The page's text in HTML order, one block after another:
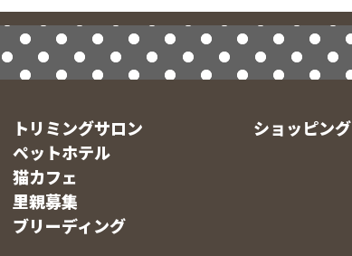
トリミングサロン
ペットホテル
猫カフェ
里親募集
ブリーディング
ショッピング